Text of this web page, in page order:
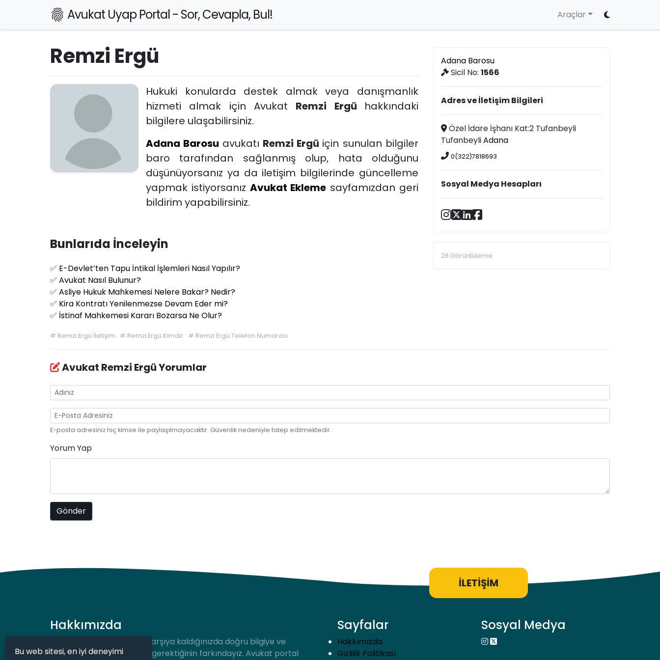
Avukat Uyap Portal - Sor, Cevapla, Bul! Araçlar
Remzi Ergü
Hukuki konularda destek almak veya danışmanlık
hizmeti almak için Avukat Remzi Ergü hakkındaki
bilgilere ulaşabilirsiniz.
Adana Barosu avukatı Remzi Ergü için sunulan bilgiler
baro tarafından sağlanmış olup, hata olduğunu
düşünüyorsanız ya da iletişim bilgilerinde güncelleme
yapmak istiyorsanız Avukat Ekleme sayfamızdan geri
bildirim yapabilirsiniz.
Bunlarıda İnceleyin
✅ E-Devlet’ten Tapu İntikal İşlemleri Nasıl Yapılır?
✅ Avukat Nasıl Bulunur?
✅ Asliye Hukuk Mahkemesi Nelere Bakar? Nedir?
✅ Kira Kontratı Yenilenmezse Devam Eder mi?
✅ İstinaf Mahkemesi Kararı Bozarsa Ne Olur?
# Remzi Ergü İletişim # Remzi Ergü Kimdir # Remzi Ergü Telefon Numarası
Adana Barosu
Sicil No:1566
Adres ve İletişim Bilgileri
Özel İdare İşhanı Kat:2 Tufanbeyli
TufanbeyliAdana
0(322)7818693
Sosyal Medya Hesapları
28 Görüntüleme
Avukat Remzi Ergü Yorumlar
E-posta adresiniz hiç kimse ile paylaşılmayacaktır. Güvenlik nedeniyle talep edilmektedir.
Yorum Yap
İLETİŞİM
Hakkımızda
Hukuki bir durum ile karşı karşıya kaldığınızda doğru bilgiye ve
desteğe hızlıca ulaşmanız gerektiğinin farkındayız. Avukat portal
Sayfalar
Hakkımızda
Gizlilik Politikası
Sosyal Medya
Bu web sitesi, en iyi deneyimi